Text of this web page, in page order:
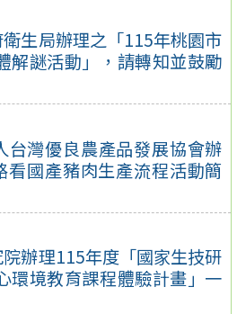
生局辦理之「115年桃園市
解謎活動」，請轉知並鼓勵
台灣優良農產品發展協會辦
看國產豬肉生產流程活動簡
辦理115年度「國家生技研
環境教育課程體驗計畫」一